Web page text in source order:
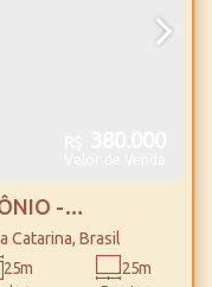
-
Catarina, Brasil
25m 25m